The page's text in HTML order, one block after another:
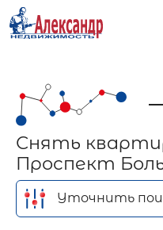
Снять
Проспект
Уточнить